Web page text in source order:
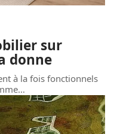
sur
donne
à la fois fonctionnels
…